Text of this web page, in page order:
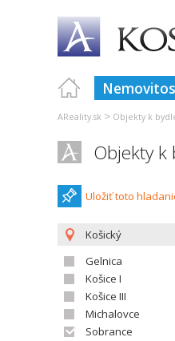
AReality.sk > Objekty k
Objekty k
Uložiť toto
Košický
Gelnica
Košice I
Košice III
Michalovce
Sobrance